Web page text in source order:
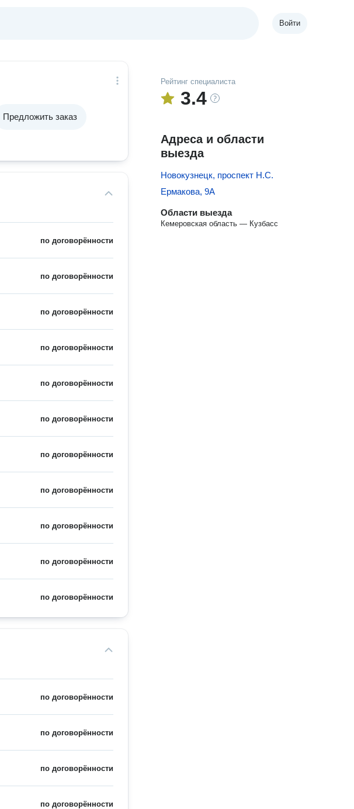
Войти
Предложить заказ
по договорённости
по договорённости
по договорённости
по договорённости
по договорённости
по договорённости
по договорённости
по договорённости
по договорённости
по договорённости
по договорённости
по договорённости
по договорённости
по договорённости
по договорённости
Рейтинг специалиста
3.4
Адреса и области
выезда
Новокузнецк, проспект Н.С.
Ермакова, 9А
Области выезда
Кемеровская область — Кузбасс